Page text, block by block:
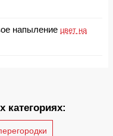
напыление цвет на
категориях: